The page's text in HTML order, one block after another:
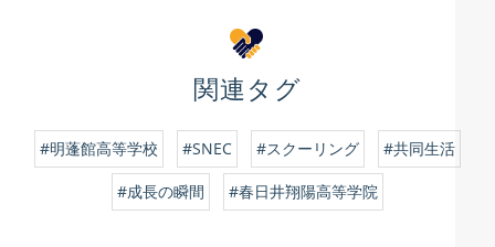
関連タグ
#明蓬館高等学校 #SNEC #スクーリング #共同生活
#成長の瞬間 #春日井翔陽高等学院